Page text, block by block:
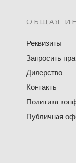
ОБЩАЯ
Реквизиты
Запросить
Дилерство
Контакты
Политика
Публичная